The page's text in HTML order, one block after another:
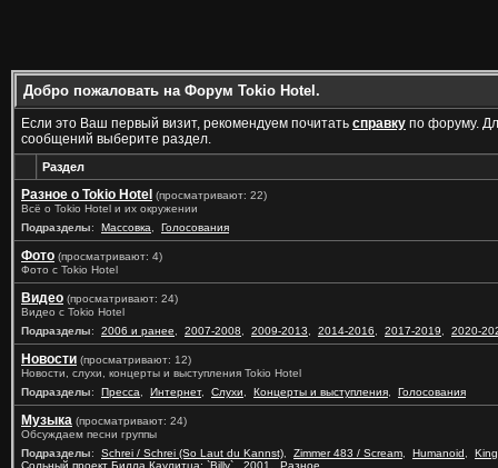
Добро пожаловать на Форум Tokio Hotel.
Если это Ваш первый визит, рекомендуем почитать справку по форуму.
сообщений выберите раздел.
Раздел
Разное о Tokio Hotel (просматривают: 22)
Всё о Tokio Hotel и их окружении
Подразделы: Массовка Голосования
Фото (просматривают: 4)
Фото с Tokio Hotel
Видео (просматривают: 24)
Видео с Tokio Hotel
Подразделы: 2006 и ранее 2007-2008 2009-2013 2014-2016 2017-2019 2020-
Новости (просматривают: 12)
Новости, слухи, концерты и выступления Tokio Hotel
Подразделы: Пресса Интернет, Слухи Концерты и выступления Голосования
Музыка (просматривают: 24)
Обсуждаем песни группы
Подразделы: Schrei / Schrei (So Laut du Kannst) Zimmer 483 / Scream Humanoid
Сольный проект Билла Каулитца: `Billy`
2001 Разное